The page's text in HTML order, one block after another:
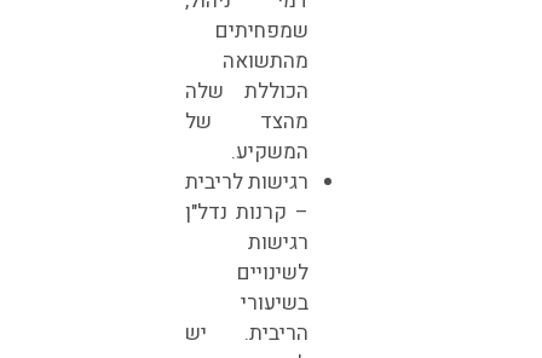
שמפחיתים
מהתשואה
הכוללת שלה
מהצד של
המשקיע.
רגישות לריבית
– קרנות נדל"ן
רגישות
לשינויים
בשיעורי
הריבית. יש